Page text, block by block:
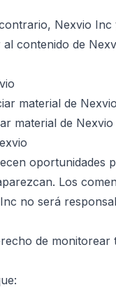
Nexvio
contenido de
material de Nexvio
material de Nexvio
oportunidades
Los
no será
de